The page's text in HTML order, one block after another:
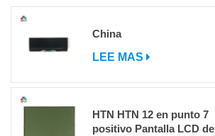
China
LEE MAS
HTN HTN 12 en punto 7
positivo Pantalla LCD de